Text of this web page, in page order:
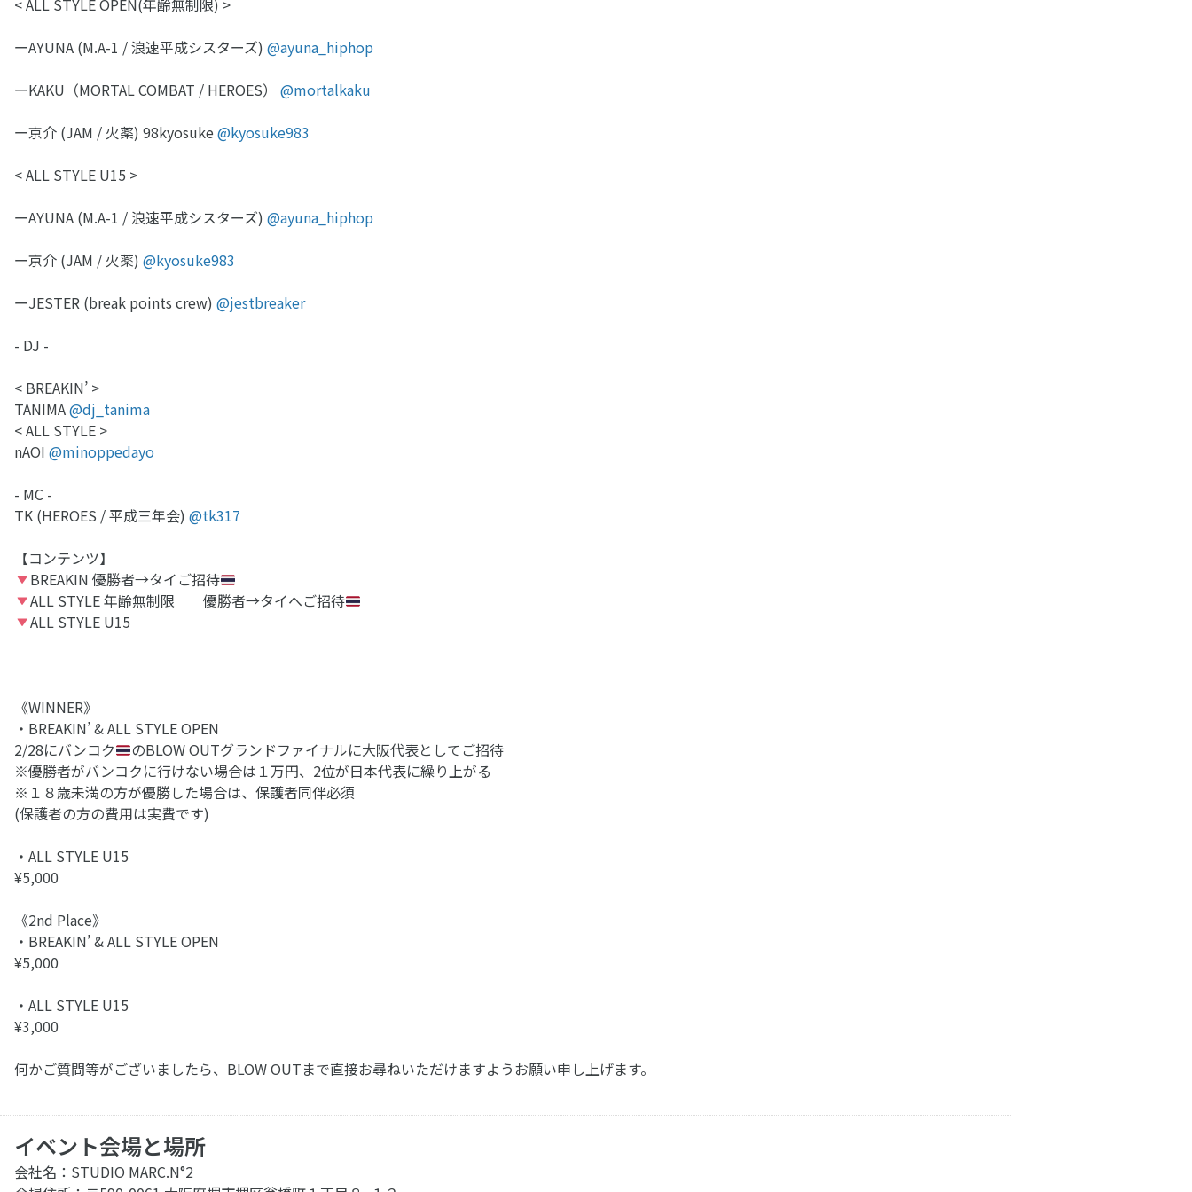
< ALL STYLE OPEN(年齢無制限) >
ーAYUNA (M.A-1 / 浪速平成シスターズ) @ayuna_hiphop
ーKAKU（MORTAL COMBAT / HEROES） @mortalkaku
ー京介 (JAM / 火薬) 98kyosuke@kyosuke983
< ALL STYLE U15 >
ーAYUNA (M.A-1 / 浪速平成シスターズ) @ayuna_hiphop
ー京介 (JAM / 火薬) @kyosuke983
ーJESTER (break points crew) @jestbreaker
- DJ -
< BREAKIN’ >
TANIMA@dj_tanima
< ALL STYLE >
nAOI @minoppedayo
- MC -
TK (HEROES / 平成三年会) @tk317
【コンテンツ】
BREAKIN 優勝者→タイご招待
ALL STYLE 年齢無制限 優勝者→タイへご招待
ALL STYLE U15
《WINNER》
・BREAKIN’ & ALL STYLE OPEN
2/28にバンコク
のBLOW OUTグランドファイナルに大阪代表としてご招待
※優勝者がバンコクに行けない場合は１万円、2位が日本代表に繰り上がる
※１８歳未満の方が優勝した場合は、保護者同伴必須
(保護者の方の費用は実費です)
・ALL STYLE U15
¥5,000
《2nd Place》
・BREAKIN’ & ALL STYLE OPEN
¥5,000
・ALL STYLE U15
¥3,000
何かご質問等がございましたら、BLOW OUTまで直接お尋ねいただけますようお願い申し上げます。
イベント会場と場所
会社名：STUDIO MARC.N°2